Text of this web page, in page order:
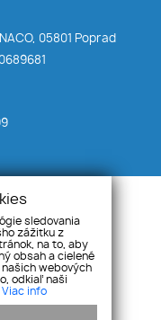
05801 Poprad
Priestory
Chaty
Ponuka/dopyt
sledovania
zážitku z
na to, aby
obsah a cielené
webových
odkiaľ naši
Viac info